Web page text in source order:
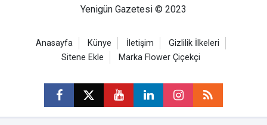
Yenigün Gazetesi © 2023
Anasayfa Künye İletişim
Gizlilik İlkeleri
Sitene Ekle
Marka Flower Çiçekçi